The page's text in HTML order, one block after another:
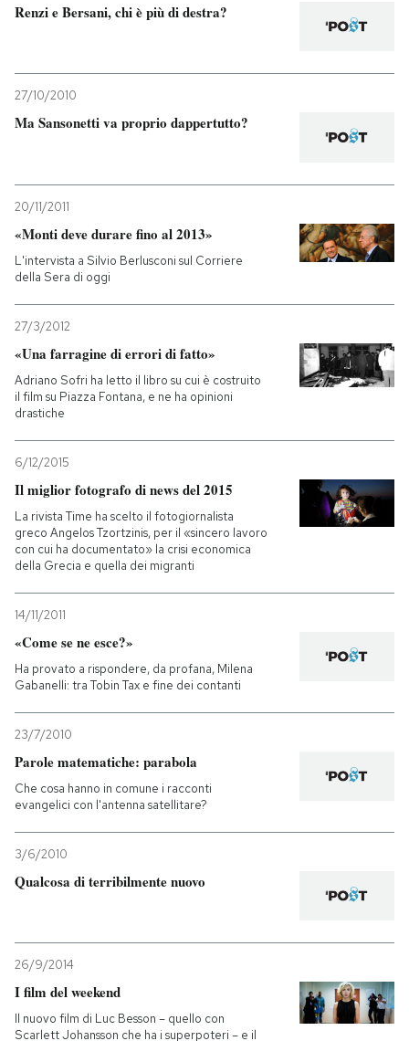
Renzi e Bersani, chi è più di destra?
27/10/2010
Ma Sansonetti va proprio dappertutto?
20/11/2011
«Monti deve durare fino al 2013»
L'intervista a Silvio Berlusconi sul Corriere
della Sera di oggi
27/3/2012
«Una farragine di errori di fatto»
Adriano Sofri ha letto il libro su cui è costruito
il film su Piazza Fontana, e ne ha opinioni
drastiche
6/12/2015
Il miglior fotografo di news del 2015
La rivista Time ha scelto il fotogiornalista
greco Angelos Tzortzinis, per il «sincero lavoro
con cui ha documentato» la crisi economica
della Grecia e quella dei migranti
14/11/2011
«Come se ne esce?»
Ha provato a rispondere, da profana, Milena
Gabanelli: tra Tobin Tax e fine dei contanti
23/7/2010
Parole matematiche: parabola
Che cosa hanno in comune i racconti
evangelici con l'antenna satellitare?
3/6/2010
Qualcosa di terribilmente nuovo
26/9/2014
I film del weekend
Il nuovo film di Luc Besson – quello con
Scarlett Johansson che ha i superpoteri – e il